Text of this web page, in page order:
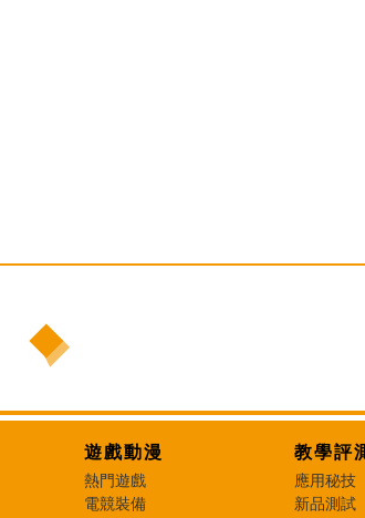
遊戲動漫
熱門遊戲
電競裝備
教學評
應用秘技
新品測試